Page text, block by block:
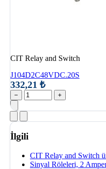
CIT Relay and Switch
J104D2C48VDC.20S
332,21 ₺
− +
İlgili
CIT Relay and Switch
Sinyal Röleleri, 2